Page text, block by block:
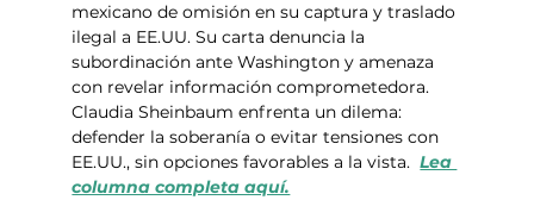
mexicano de omisión en su captura y traslado
ilegal a EE.UU. Su carta denuncia la
subordinación ante Washington y amenaza
con revelar información comprometedora.
Claudia Sheinbaum enfrenta un dilema:
defender la soberanía o evitar tensiones con
EE.UU., sin opciones favorables a la vista. Lea
columna completa aquí.